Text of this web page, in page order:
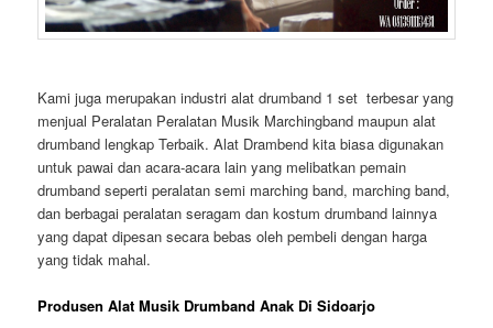
Kami juga merupakan industri alat drumband 1 set terbesar yang
menjual Peralatan Peralatan Musik Marchingband maupun alat
drumband lengkap Terbaik. Alat Drambend kita biasa digunakan
untuk pawai dan acara-acara lain yang melibatkan pemain
drumband seperti peralatan semi marching band, marching band,
dan berbagai peralatan seragam dan kostum drumband lainnya
yang dapat dipesan secara bebas oleh pembeli dengan harga
yang tidak mahal.
Produsen Alat Musik Drumband Anak Di Sidoarjo